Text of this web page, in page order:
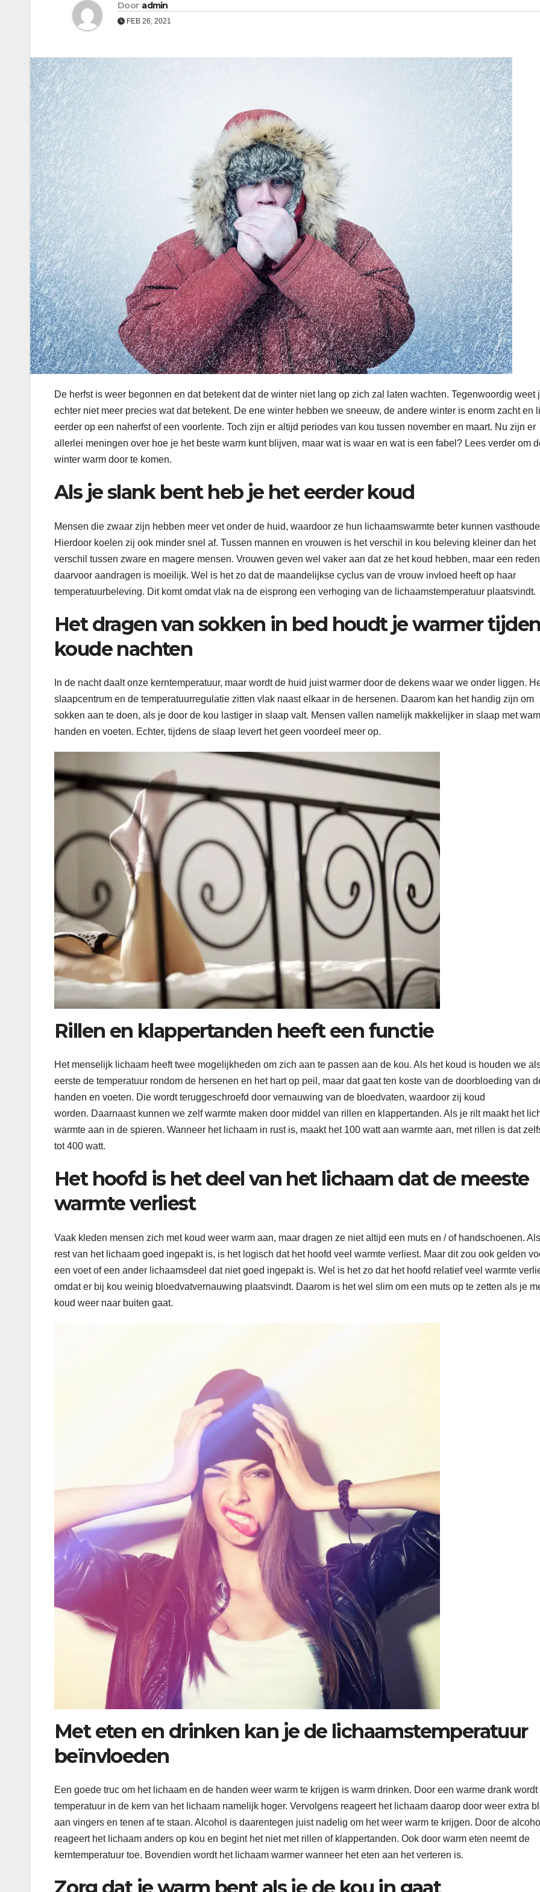
Door admin
FEB 26, 2021
De herfst is weer begonnen en dat betekent dat de winter niet lang op zich zal laten wachten. Tegenwoordig weet
echter niet meer precies wat dat betekent. De ene winter hebben we sneeuw, de andere winter is enorm zacht en
eerder op een naherfst of een voorlente. Toch zijn er altijd periodes van kou tussen november en maart. Nu zijn er
allerlei meningen over hoe je het beste warm kunt blijven, maar wat is waar en wat is een fabel? Lees verder om
winter warm door te komen.
Als je slank bent heb je het eerder koud
Mensen die zwaar zijn hebben meer vet onder de huid, waardoor ze hun lichaamswarmte beter kunnen
Hierdoor koelen zij ook minder snel af. Tussen mannen en vrouwen is het verschil in kou beleving kleiner dan het
verschil tussen zware en magere mensen. Vrouwen geven wel vaker aan dat ze het koud hebben, maar een reden
daarvoor aandragen is moeilijk. Wel is het zo dat de maandelijkse cyclus van de vrouw invloed heeft op haar
temperatuurbeleving. Dit komt omdat vlak na de eisprong een verhoging van de lichaamstemperatuur plaatsvindt.
Het dragen van sokken in bed houdt je warmer
koude nachten
In de nacht daalt onze kerntemperatuur, maar wordt de huid juist warmer door de dekens waar we onder liggen.
slaapcentrum en de temperatuurregulatie zitten vlak naast elkaar in de hersenen. Daarom kan het handig zijn om
sokken aan te doen, als je door de kou lastiger in slaap valt. Mensen vallen namelijk makkelijker in slaap met
handen en voeten. Echter, tijdens de slaap levert het geen voordeel meer op.
Rillen en klappertanden heeft een functie
Het menselijk lichaam heeft twee mogelijkheden om zich aan te passen aan de kou. Als het koud is houden we
eerste de temperatuur rondom de hersenen en het hart op peil, maar dat gaat ten koste van de doorbloeding van
handen en voeten. Die wordt teruggeschroefd door vernauwing van de bloedvaten, waardoor zij koud
worden. Daarnaast kunnen we zelf warmte maken door middel van rillen en klappertanden. Als je rilt maakt het
warmte aan in de spieren. Wanneer het lichaam in rust is, maakt het 100 watt aan warmte aan, met rillen is dat
tot 400 watt.
Het hoofd is het deel van het lichaam dat de meeste
warmte verliest
Vaak kleden mensen zich met koud weer warm aan, maar dragen ze niet altijd een muts en / of handschoenen.
rest van het lichaam goed ingepakt is, is het logisch dat het hoofd veel warmte verliest. Maar dit zou ook gelden
een voet of een ander lichaamsdeel dat niet goed ingepakt is. Wel is het zo dat het hoofd relatief veel warmte
omdat er bij kou weinig bloedvatvernauwing plaatsvindt. Daarom is het wel slim om een muts op te zetten als je
koud weer naar buiten gaat.
Met eten en drinken kan je de lichaamstemperatuur
beïnvloeden
Een goede truc om het lichaam en de handen weer warm te krijgen is warm drinken. Door een warme drank wordt
temperatuur in de kern van het lichaam namelijk hoger. Vervolgens reageert het lichaam daarop door weer extra
aan vingers en tenen af te staan. Alcohol is daarentegen juist nadelig om het weer warm te krijgen. Door de
reageert het lichaam anders op kou en begint het niet met rillen of klappertanden. Ook door warm eten neemt de
kerntemperatuur toe. Bovendien wordt het lichaam warmer wanneer het eten aan het verteren is.